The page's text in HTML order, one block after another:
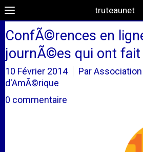
truteaunet
ConfÃ©rences en
journÃ©es qui ont
10 Février 2014
Par
d'AmÃ©rique
0 commentaire